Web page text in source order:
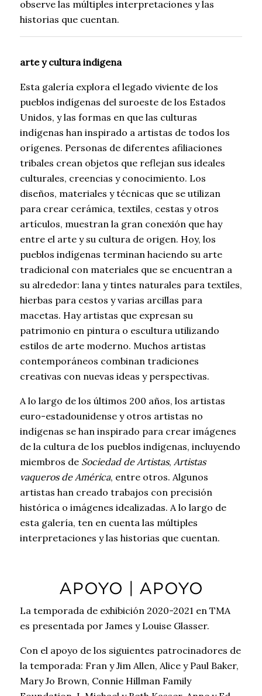
observe las múltiples interpretaciones y las
historias que cuentan.
arte y cultura indigena
Esta galería explora el legado viviente de los
pueblos indígenas del suroeste de los Estados
Unidos, y las formas en que las culturas
indígenas han inspirado a artistas de todos los
orígenes. Personas de diferentes afiliaciones
tribales crean objetos que reflejan sus ideales
culturales, creencias y conocimiento. Los
diseños, materiales y técnicas que se utilizan
para crear cerámica, textiles, cestas y otros
artículos, muestran la gran conexión que hay
entre el arte y su cultura de origen. Hoy, los
pueblos indígenas terminan haciendo su arte
tradicional con materiales que se encuentran a
su alrededor: lana y tintes naturales para textiles,
hierbas para cestos y varias arcillas para
macetas. Hay artistas que expresan su
patrimonio en pintura o escultura utilizando
estilos de arte moderno. Muchos artistas
contemporáneos combinan tradiciones
creativas con nuevas ideas y perspectivas.
A lo largo de los últimos 200 años, los artistas
euro-estadounidense y otros artistas no
indígenas se han inspirado para crear imágenes
de la cultura de los pueblos indígenas, incluyendo
miembros de Sociedad de Artistas, Artistas
vaqueros de América, entre otros. Algunos
artistas han creado trabajos con precisión
histórica o imágenes idealizadas. A lo largo de
esta galería, ten en cuenta las múltiples
interpretaciones y las historias que cuentan.
APOYO | APOYO
La temporada de exhibición 2020-2021 en TMA
es presentada por James y Louise Glasser.
Con el apoyo de los siguientes patrocinadores de
la temporada: Fran y Jim Allen, Alice y Paul Baker,
Mary Jo Brown, Connie Hillman Family